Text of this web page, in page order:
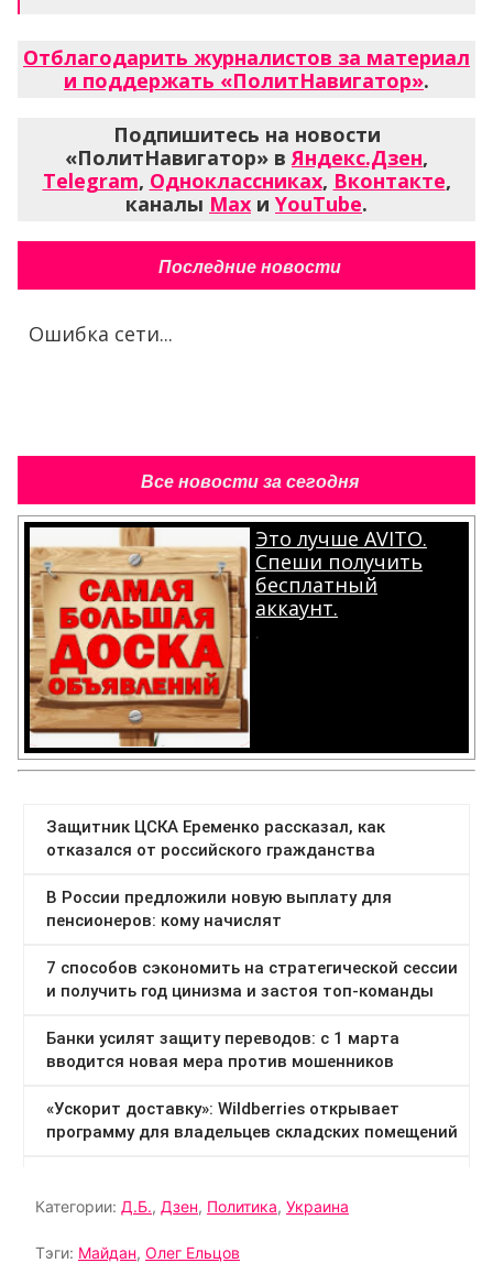
Отблагодарить журналистов за материал
и поддержать «ПолитНавигатор».
Подпишитесь на новости
«ПолитНавигатор» вЯндекс.Дзен,
Telegram, Одноклассниках, Вконтакте,
каналы Max и YouTube.
Последние новости
Ошибка сети...
Все новости за сегодня
Это лучше AVITO.
Спеши получить
бесплатный
аккаунт.
.
Категории: Д.Б., Дзен, Политика, Украина
Тэги: Майдан, Олег Ельцов